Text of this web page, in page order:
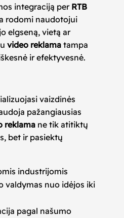
integraciją per RTB
rodomi naudotojui
elgseną, vietą ar
video reklamatampa
ir efektyvesnė.
vaizdinės
pažangiausias
reklamane tik atitiktų
bet ir pasiektų
industrijomis
valdymas nuo idėjos iki
pagal našumo